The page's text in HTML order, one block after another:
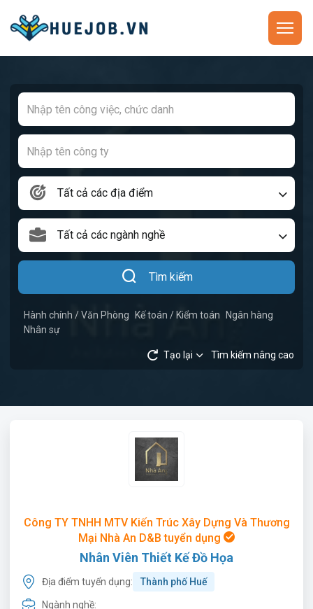
Tất cả các địa điểm
Tất cả các ngành nghề
Tìm kiếm
Hành chính / Văn Phòng Kế toán / Kiểm toán
Ngân hàng
Nhân sự
Tạo lại Tìm kiếm nâng cao
Công TY TNHH MTV Kiến Trúc Xây Dựng Và Thương
Mại Nhà An D&B tuyển dụng
Nhân Viên Thiết Kế Đồ Họa
Địa điểm tuyển dụng: Thành phố Huế
Ngành nghề: